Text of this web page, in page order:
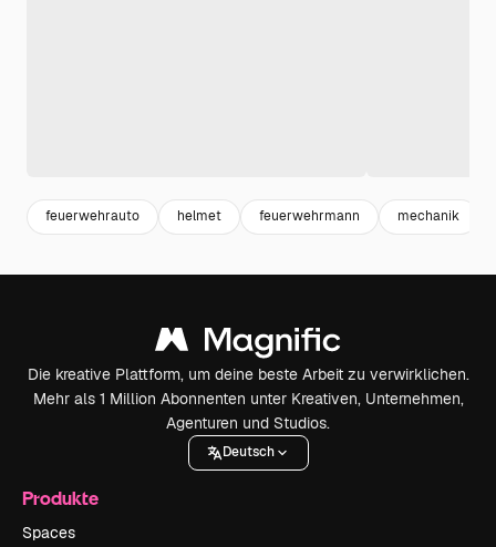
feuerwehrauto helmet feuerwehrmann mechanik
Die kreative Plattform, um deine beste Arbeit zu verwirklichen.
Mehr als 1 Million Abonnenten unter Kreativen, Unternehmen,
Agenturen und Studios.
Deutsch
Produkte
Spaces